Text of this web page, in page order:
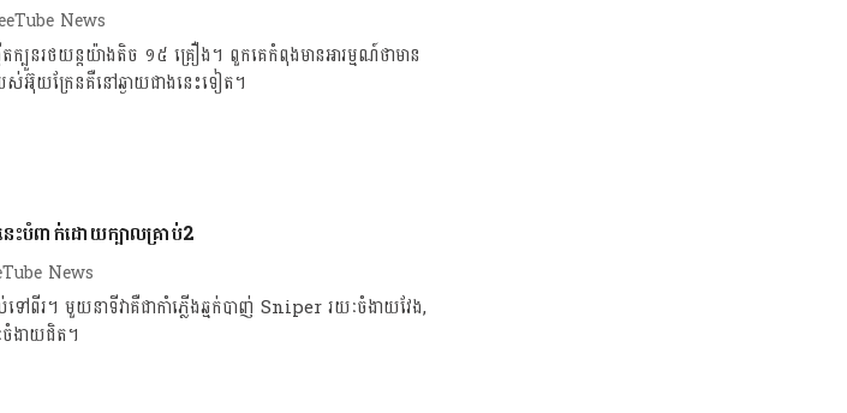
News
ន​រថយន្ត​យ៉ាងតិច ១៥ គ្រឿង។ ពួកគេកំពុងមានអារម្មណ៍ថាមាន
ស់​អ៊ុយក្រែន​គឺនៅ​ឆ្ងាយជាងនេះទៀត។
ះបំពាក់ដោយក្បាលគ្រាប់2
News
ពីរ។ មួយនាទីវាគឺជាកាំភ្លើងឆ្មក់បាញ់ Sniper រយៈចំងាយវែង,
ចំងាយជិត។